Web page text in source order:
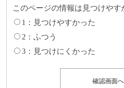
このページの情報は見つけやす
1：見つけやすかった
2：ふつう
3：見つけにくかった